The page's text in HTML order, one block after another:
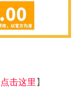
点击这里】